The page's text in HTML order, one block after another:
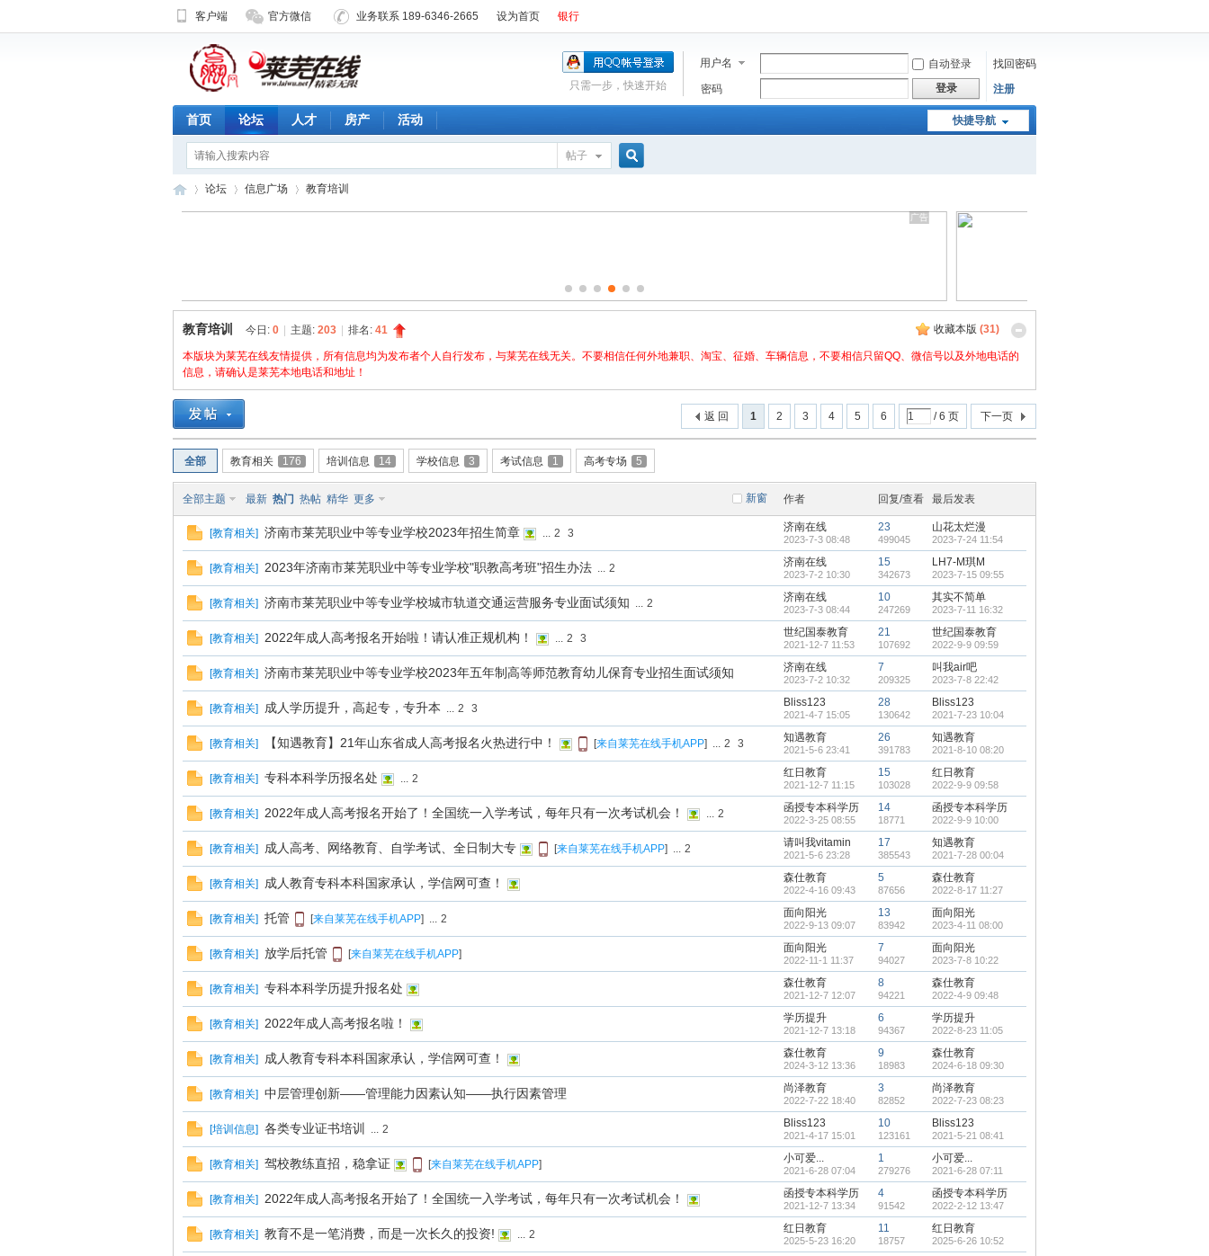
客户端 官方微信 业务联系 189-6346-2665 设为首页 银行
用户名 自动登录
找回密码
密码
登录 注册
只需一步，快速开始
快捷导航
首页 论坛 人才 房产 活动
帖子
南
论坛 信息广场 教育培训
收藏本版 (31)
教育培训 今日: 0 主题: 203 排名: 41
本版块为莱芜在线友情提供，所有信息均为发布者个人自行发布，与莱芜在线无关。不要相信任何外地兼职、淘宝、征婚、车辆信息，不要相信只留QQ、微信号以及外地电话的
信息，请确认是莱芜本地电话和地址！
1 2 3 4 5 6 / 6 页 下一页
返 回
全部 教育相关 176 培训信息 14 学校信息 3 考试信息 1 高考专场 5
新窗
全部主题 最新 热门 热帖 精华 更多 作者 回复/查看 最后发表
[教育相关] 济南市莱芜职业中等专业学校2023年招生简章 ... 2 3 济南在线
2023-7-3 08:48
23
499045
山花太烂漫
2023-7-24 11:54
[教育相关] 2023年济南市莱芜职业中等专业学校"职教高考班"招生办法 ... 2 济南在线
2023-7-2 10:30
15
342673
LH7-M琪M
2023-7-15 09:55
[教育相关] 济南市莱芜职业中等专业学校城市轨道交通运营服务专业面试须知 ... 2 济南在线
2023-7-3 08:44
10
247269
其实不简单
2023-7-11 16:32
[教育相关] 2022年成人高考报名开始啦！请认准正规机构！ ... 2 3 世纪国泰教育
2021-12-7 11:53
21
107692
世纪国泰教育
2022-9-9 09:59
[教育相关] 济南市莱芜职业中等专业学校2023年五年制高等师范教育幼儿保育专业招生面试须知 济南在线
2023-7-2 10:32
7
209325
叫我air吧
2023-7-8 22:42
[教育相关] 成人学历提升，高起专，专升本 ... 2 3 Bliss123
2021-4-7 15:05
28
130642
Bliss123
2021-7-23 10:04
[教育相关] 【知遇教育】21年山东省成人高考报名火热进行中！ [来自莱芜在线手机APP] ... 2 3 知遇教育
2021-5-6 23:41
26
391783
知遇教育
2021-8-10 08:20
[教育相关] 专科本科学历报名处 ... 2 红日教育
2021-12-7 11:15
15
103028
红日教育
2022-9-9 09:58
[教育相关] 2022年成人高考报名开始了！全国统一入学考试，每年只有一次考试机会！ ... 2 函授专本科学历
2022-3-25 08:55
14
18771
函授专本科学历
2022-9-9 10:00
[教育相关] 成人高考、网络教育、自学考试、全日制大专 [来自莱芜在线手机APP] ... 2 请叫我vitamin
2021-5-6 23:28
17
385543
知遇教育
2021-7-28 00:04
[教育相关] 成人教育专科本科国家承认，学信网可查！ 森仕教育
2022-4-16 09:43
5
87656
森仕教育
2022-8-17 11:27
[教育相关] 托管 [来自莱芜在线手机APP] ... 2 面向阳光
2022-9-13 09:07
13
83942
面向阳光
2023-4-11 08:00
[教育相关] 放学后托管 [来自莱芜在线手机APP] 面向阳光
2022-11-1 11:37
7
94027
面向阳光
2023-7-8 10:22
[教育相关] 专科本科学历提升报名处 森仕教育
2021-12-7 12:07
8
94221
森仕教育
2022-4-9 09:48
[教育相关] 2022年成人高考报名啦！ 学历提升
2021-12-7 13:18
6
94367
学历提升
2022-8-23 11:05
[教育相关] 成人教育专科本科国家承认，学信网可查！ 森仕教育
2024-3-12 13:36
9
18983
森仕教育
2024-6-18 09:30
[教育相关] 中层管理创新——管理能力因素认知——执行因素管理 尚泽教育
2022-7-22 18:40
3
82852
尚泽教育
2022-7-23 08:23
[培训信息] 各类专业证书培训 ... 2 Bliss123
2021-4-17 15:01
10
123161
Bliss123
2021-5-21 08:41
[教育相关] 驾校教练直招，稳拿证 [来自莱芜在线手机APP] 小可爱...
2021-6-28 07:04
1
279276
小可爱...
2021-6-28 07:11
[教育相关] 2022年成人高考报名开始了！全国统一入学考试，每年只有一次考试机会！ 函授专本科学历
2021-12-7 13:34
4
91542
函授专本科学历
2022-2-12 13:47
[教育相关] 教育不是一笔消费，而是一次长久的投资! ... 2 红日教育
2025-5-23 16:20
11
18757
红日教育
2025-6-26 10:52